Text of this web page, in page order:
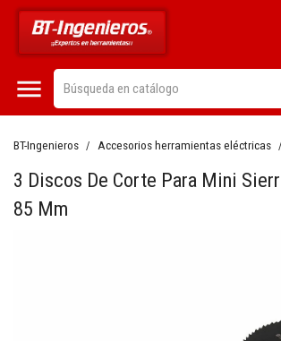

BT-Ingenieros Accesorios herramientas eléctricas
3 Discos De Corte Para Mini
85 Mm